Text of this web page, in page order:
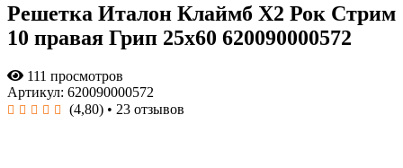
Решетка Италон Клаймб Х2 Рок Стрим
10 правая Грип 25x60 620090000572
111 просмотров
Артикул: 620090000572
(4,80) • 23 отзывов